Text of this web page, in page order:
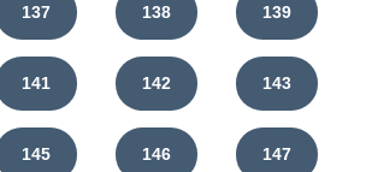
137 138 139
141 142 143
145 146 147